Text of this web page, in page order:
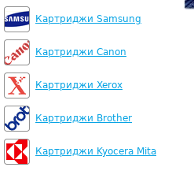
Картриджи Samsung
Картриджи Canon
Картриджи Xerox
Картриджи Brother
Картриджи Kyocera Mita